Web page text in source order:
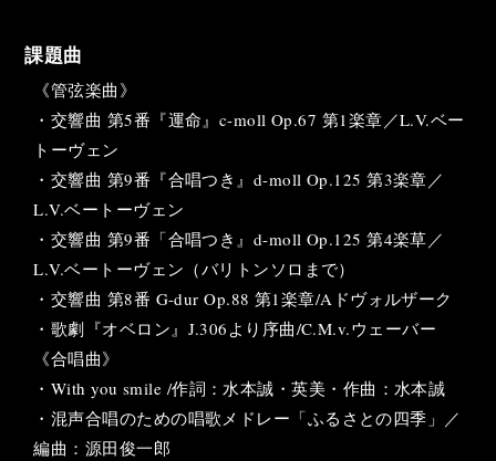
課題曲
《管弦楽曲》
・交響曲 第5番『運命』c-moll Op.67 第1楽章／L.V.ベー
トーヴェン
・交響曲 第9番『合唱つき』d-moll Op.125 第3楽章／
L.V.ベートーヴェン
・交響曲 第9番「合唱つき』d-moll Op.125 第4楽草／
L.V.ベートーヴェン（バリトンソロまで）
・交響曲 第8番 G-dur Op.88 第1楽章/Aドヴォルザーク
・歌劇『オベロン』J.306より序曲/C.M.v.ウェーバー
《合唱曲》
・With you smile /作詞：水本誠・英美・作曲：水本誠
・混声合唱のための唱歌メドレー「ふるさとの四季」／
編曲：源田俊一郎